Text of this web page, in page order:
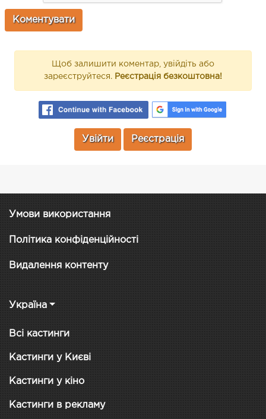
Щоб залишити коментар, увійдіть або
зареєструйтеся. Реєстрація безкоштовна!
Увійти Реєстрація
Умови використання
Політика конфіденційності
Видалення контенту
Україна
Всі кастинги
Кастинги у Києві
Кастинги у кіно
Кастинги в рекламу